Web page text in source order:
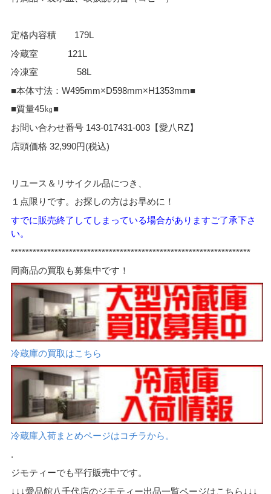
定格内容積 179L
冷蔵室 121L
冷凍室 58L
■本体寸法：W495mm×D598mm×H1353mm■
■質量45㎏■
お問い合わせ番号 143-017431-003【愛八RZ】
店頭価格 32,990円(税込)
リユース＆リサイクル品につき、
１点限りです。お探しの方はお早めに！
すでに販売終了してしまっている場合がありますご了承下さ
い。
******************************************************************
同商品の買取も募集中です！
冷蔵庫の買取はこちら
冷蔵庫入荷まとめページはコチラから。
.
ジモティーでも平行販売中です。
↓↓↓愛品館八千代店のジモティー出品一覧ページはこちら↓↓↓